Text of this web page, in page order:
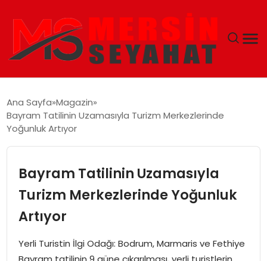
EKONOMI
TEKNOLOJI
GÜNCEL
Ana Sayfa Magazin
Bayram Tatilinin Uzamasıyla Turizm Merkezlerinde
Yoğunluk Artıyor
Bayram Tatilinin Uzamasıyla
Turizm Merkezlerinde Yoğunluk
Artıyor
Yerli Turistin İlgi Odağı: Bodrum, Marmaris ve Fethiye